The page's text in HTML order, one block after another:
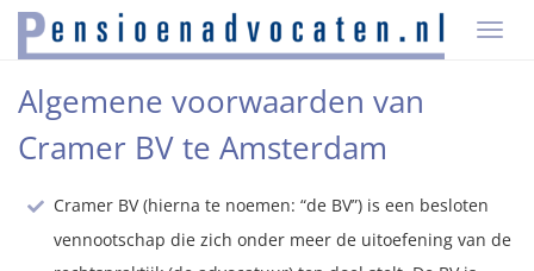
T
I
Algemene voorwaarden van
Cramer BV te Amsterdam
Cramer BV (hierna te noemen: “de BV”) is een besloten
vennootschap die zich onder meer de uitoefening van de